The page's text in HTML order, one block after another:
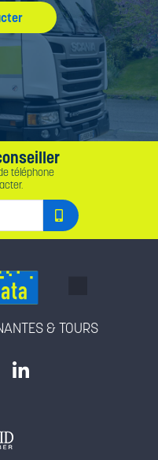
téléphone
*
& TOURS